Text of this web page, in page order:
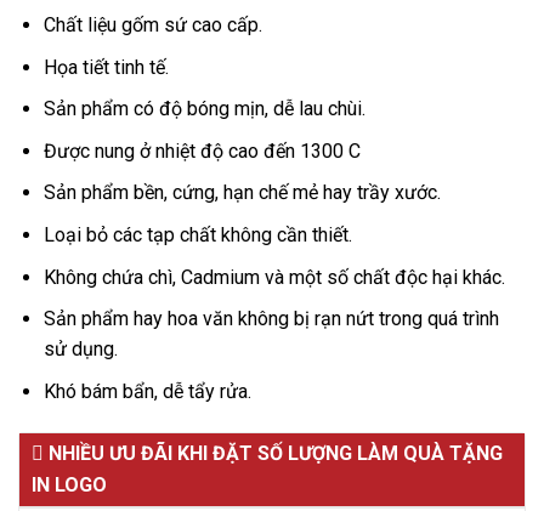
Chất liệu gốm sứ cao cấp.
Họa tiết tinh tế.
Sản phẩm có độ bóng mịn, dễ lau chùi.
Được nung ở nhiệt độ cao đến 1300 C
Sản phẩm bền, cứng, hạn chế mẻ hay trầy xước.
Loại bỏ các tạp chất không cần thiết.
Không chứa chì, Cadmium và một số chất độc hại khác.
Sản phẩm hay hoa văn không bị rạn nứt trong quá trình
sử dụng.
Khó bám bẩn, dễ tẩy rửa.
NHIỀU ƯU ĐÃI KHI ĐẶT SỐ LƯỢNG LÀM QUÀ TẶNG
IN LOGO